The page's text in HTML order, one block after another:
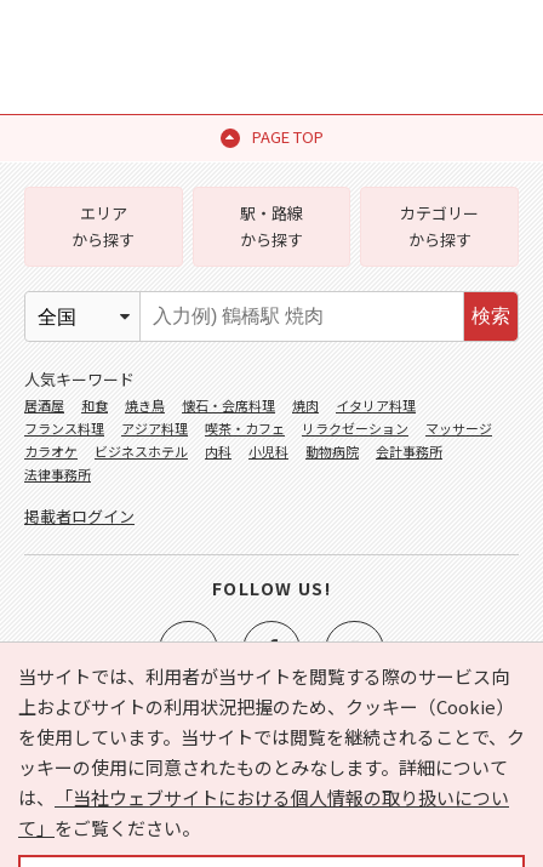
PAGE TOP
当サイトでは、利用者が当サイトを閲覧する際のサービス向
上およびサイトの利用状況把握のため、クッキー（Cookie）
を使用しています。当サイトでは閲覧を継続されることで、ク
ッキーの使用に同意されたものとみなします。詳細について
は、
「当社ウェブサイトにおける個人情報の取り扱いについ
て」 をご覧ください。
e-NAVITA（イーナビタ）とは？ お気に入り
ヘルプ
利用規約
個人情報の取り扱いについて
運営会社
サイトマップ
広告掲載に関するお問い合わせ
エリア
から探す
駅・路線
から探す
カテゴリー
から探す
検索
人気キーワード
居酒屋 和食 焼き鳥 懐石・会席料理 焼肉
イタリア料理
フランス料理
アジア料理 喫茶・カフェ リラクゼーション
マッサージ
カラオケ
ビジネスホテル 内科 小児科 動物病院
会計事務所
法律事務所
掲載者ログイン
FOLLOW US!